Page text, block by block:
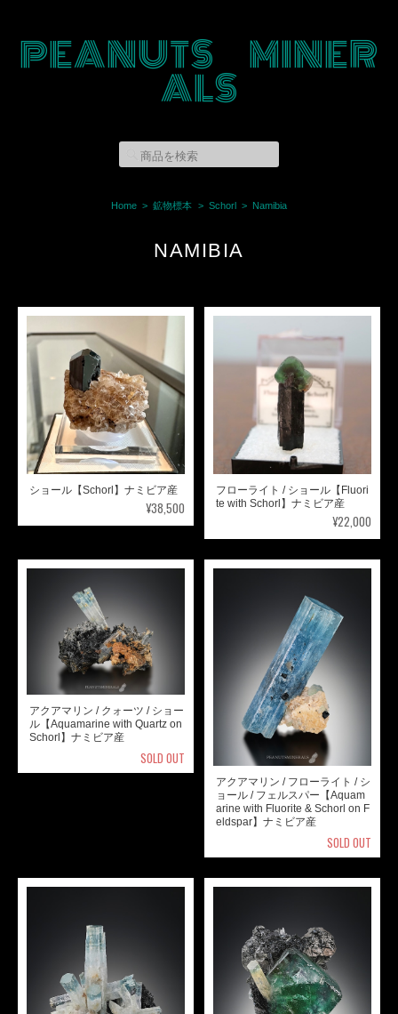
PEANUTS MINER
ALS
Home 鉱物標本 Schorl Namibia
NAMIBIA
ショール【Schorl】ナミビア産
¥38,500
フローライト / ショール【Fluori
te with Schorl】ナミビア産
¥22,000
アクアマリン / クォーツ / ショー
ル【Aquamarine with Quartz on
Schorl】ナミビア産
SOLD OUT
アクアマリン / フローライト / シ
ョール / フェルスパー【Aquam
arine with Fluorite & Schorl on F
eldspar】ナミビア産
SOLD OUT